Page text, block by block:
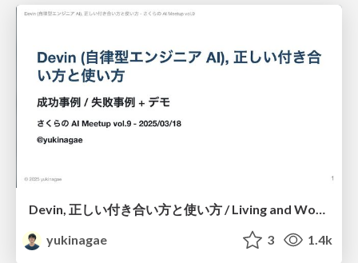
Devin, 正しい付き合い方と使い方 / Living and Working with Devin
yukinagae
3 1.4k